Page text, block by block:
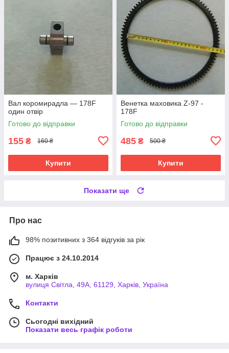
Вал коромирадла — 178F
один отвір
Готово до відправки
155 ₴ 160 ₴
Купити
Венетка маховика Z-97 -
178F
Готово до відправки
485 ₴ 500 ₴
Купити
Показати ще
Про нас
98% позитивних з 364 відгуків за рік
Працює з 24.10.2014
м. Харків
вулиця Світла, 49А, 61129, Харків, Україна
Контакти
Сьогодні вихідний
Показати весь графік роботи